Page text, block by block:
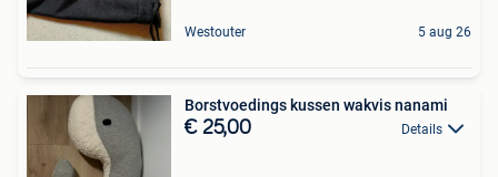
Westouter 5 aug 26
Borstvoedings kussen wakvis nanami
€ 25,00 Details